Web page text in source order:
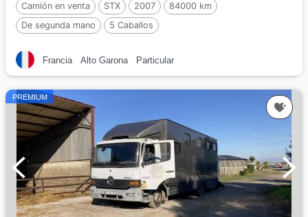
Camión en venta STX 2007
84000 km
De segunda mano
5 Caballos
Francia Alto Garona Particular
PREMIUM